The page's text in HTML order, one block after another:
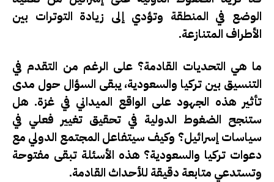
الوضع في المنطقة وتؤدي إلى زيادة التوترات بين
الأطراف المتنازعة.
ما هي التحديات القادمة؟ على الرغم من التقدم في
التنسيق بين تركيا والسعودية، يبقى السؤال حول مدى
تأثير هذه الجهود على الواقع الميداني في غزة. هل
ستنجح الضغوط الدولية في تحقيق تغيير فعلي في
سياسات إسرائيل؟ وكيف سيتفاعل المجتمع الدولي مع
دعوات تركيا والسعودية؟ هذه الأسئلة تبقى مفتوحة
وتستدعي متابعة دقيقة للأحداث القادمة.